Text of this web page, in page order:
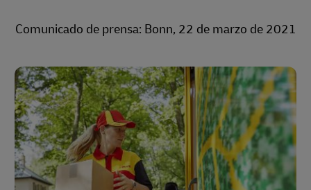
Comunicado de prensa: Bonn, 22 de marzo de 2021